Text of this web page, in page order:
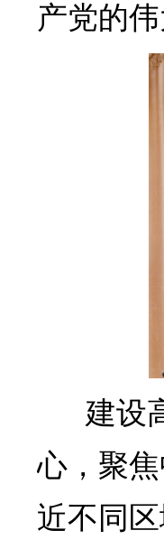
产党的
建设高
心，聚
近不同